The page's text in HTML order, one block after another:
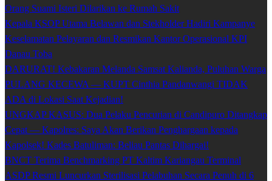
Orang Suami Isteri Dilarikan ke Rumah Sakit
Kepala KSOP Utama Belawan dan Stekholder Hadiri Kampanye
Keselamatan Pelayaran dan Resmikan Kantor Operasional KPI
Danau Toba
DARURAT! Kebakaran Melanda Samsat Kalianda, Puluhan Warga
PULANG KECEWA — KUPT Cinthia Pandanwangi TIDAK
ADA di Lokasi Saat Kejadian!
UNGKAP KASUS: Dua Pelaku Pencurian di Candipuro Ditangkap
Cepat — Kapolres: Saya Akan Berikan Penghargaan kepada
Kapolsek! Kades Batuliman: Beliau Pantas Dihargai!
BNCT Terima Benchmarking PT Kaltim Kariangau Terminal
ASDP Resmi Luncurkan Sterilisasi Pelabuhan Secara Penuh di 6